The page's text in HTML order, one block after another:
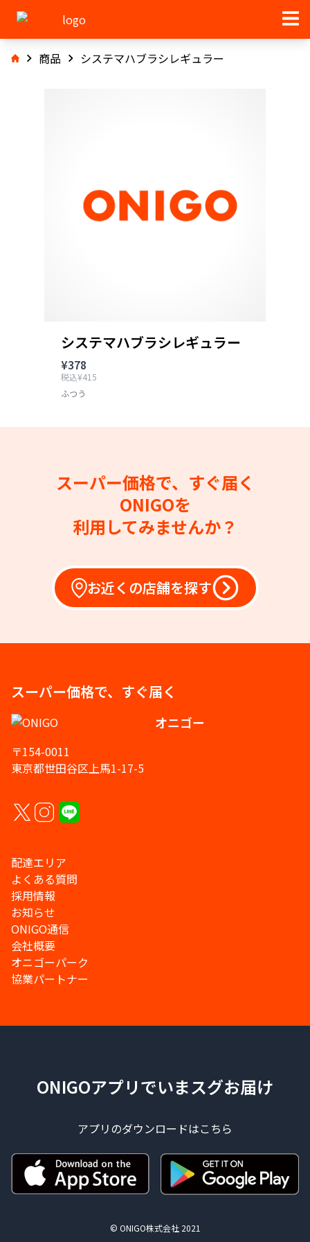
商品 システマハブラシレギュラー
システマハブラシレギュラー
¥378
税込¥415
ふつう
スーパー価格で、すぐ届く
ONIGOを
利用してみませんか？
お近くの店舗を探す
スーパー価格で、すぐ届く
オニゴー
〒154-0011
東京都世田谷区上馬1-17-5
配達エリア
よくある質問
採用情報
お知らせ
ONIGO通信
会社概要
オニゴーパーク
協業パートナー
ONIGOアプリでいまスグお届け
アプリのダウンロードはこちら
© ONIGO株式会社 2021